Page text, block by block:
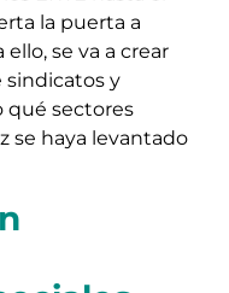
la puerta a
ello, se va a crear
y
qué sectores
se haya levantado